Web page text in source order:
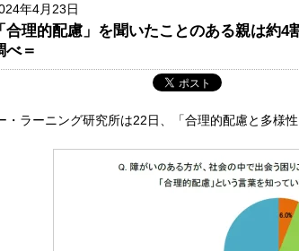
年4月23日
「合理的配慮」を聞いたことのある親は約
べ＝
・ラーニング研究所は22日、「合理的配慮と多様